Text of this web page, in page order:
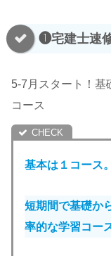
❶宅建士速
5-7月スタート！基
コース
基本は１コース
短期間で基礎か
率的な学習コー